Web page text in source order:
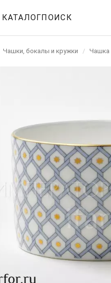
КАТАЛОГПОИСК
Чашки, бокалы и кружки / Чашка